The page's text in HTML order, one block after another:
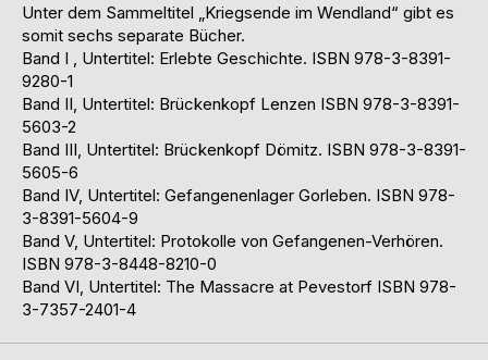
Unter dem Sammeltitel „Kriegsende im Wendland“ gibt es
somit sechs separate Bücher.
Band I , Untertitel: Erlebte Geschichte. ISBN 978-3-8391-
9280-1
Band II, Untertitel: Brückenkopf Lenzen ISBN 978-3-8391-
5603-2
Band III, Untertitel: Brückenkopf Dömitz. ISBN 978-3-8391-
5605-6
Band IV, Untertitel: Gefangenenlager Gorleben. ISBN 978-
3-8391-5604-9
Band V, Untertitel: Protokolle von Gefangenen-Verhören.
ISBN 978-3-8448-8210-0
Band VI, Untertitel: The Massacre at Pevestorf ISBN 978-
3-7357-2401-4